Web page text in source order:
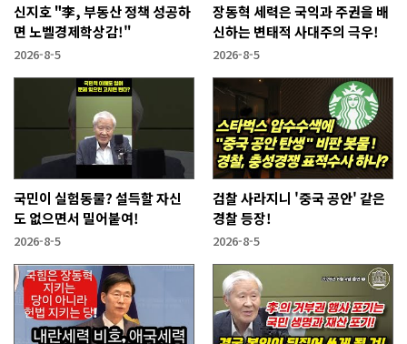
신지호 "李, 부동산 정책 성공하
면 노벨경제학상감!"
2026-8-5
장동혁 세력은 국익과 주권을 배
신하는 변태적 사대주의 극우!
2026-8-5
국민이 실험동물? 설득할 자신
도 없으면서 밀어붙여!
2026-8-5
검찰 사라지니 '중국 공안' 같은
경찰 등장!
2026-8-5